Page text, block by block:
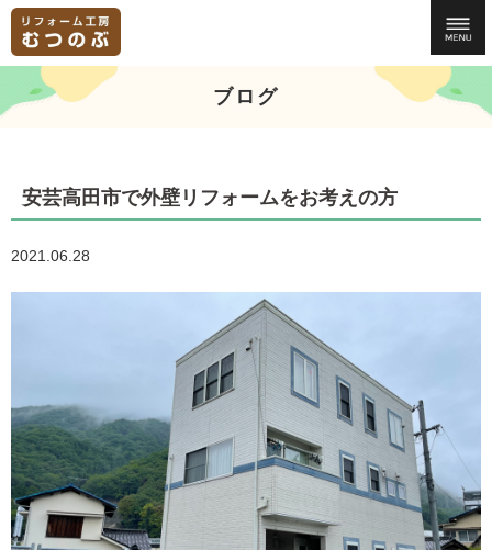
ブログ
安芸高田市で外壁リフォームをお考えの方
2021.06.28